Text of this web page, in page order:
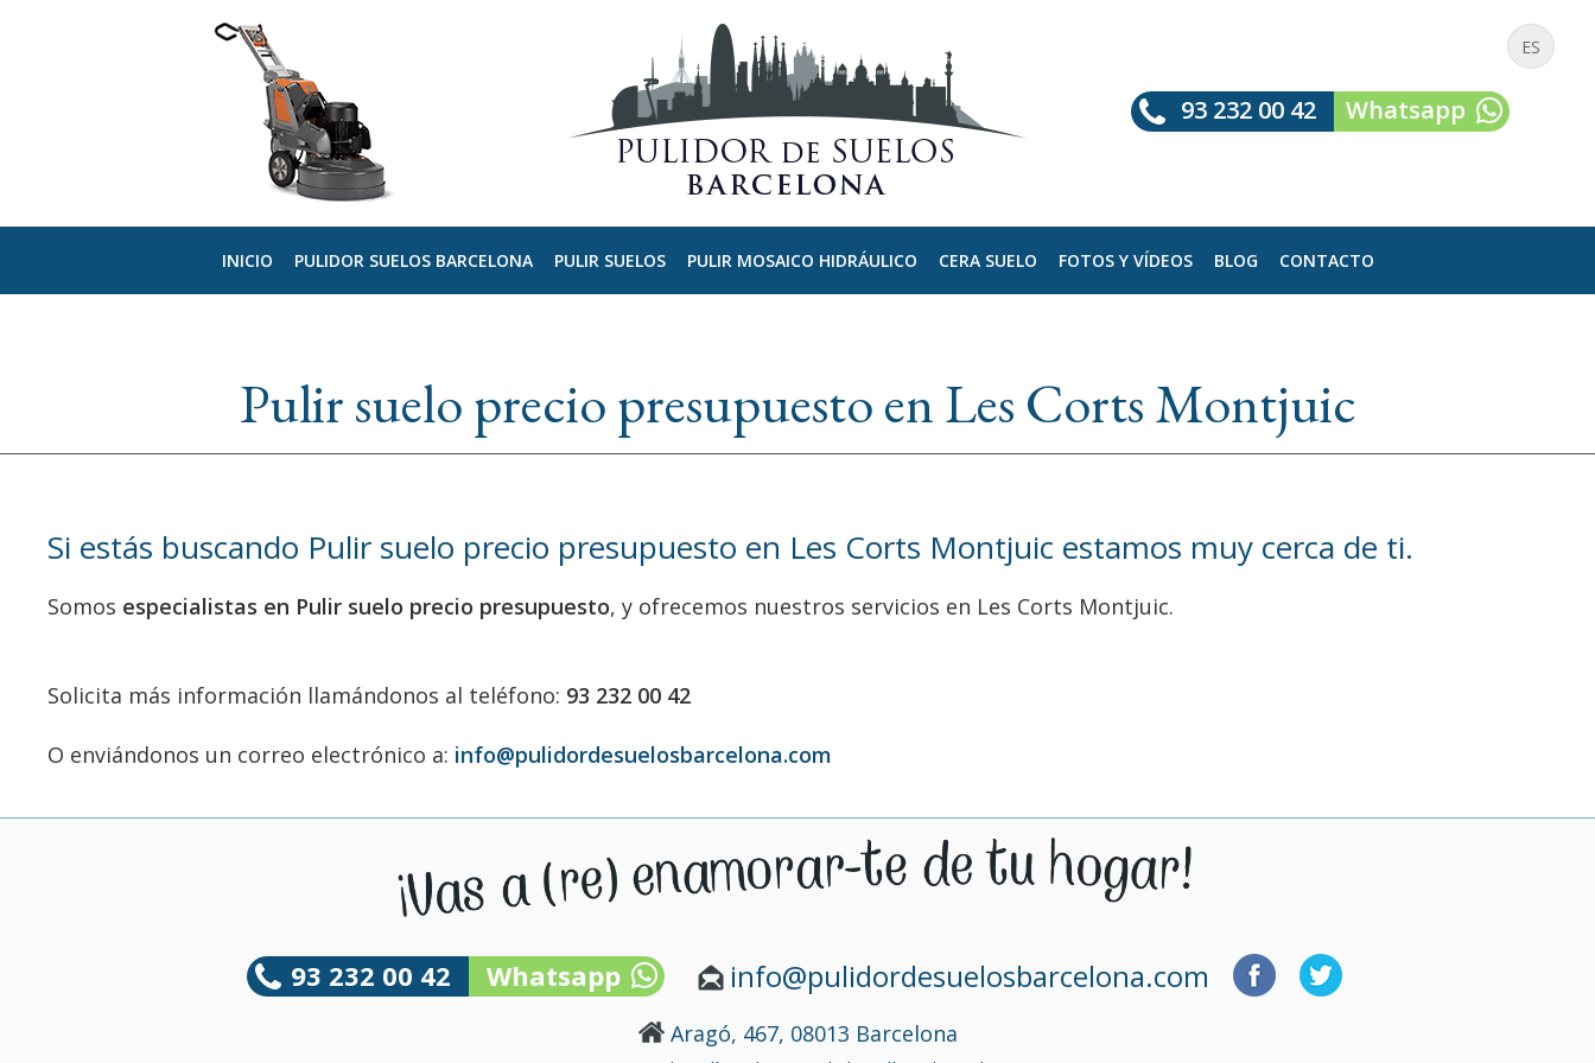
ES
93 232 00 42 Whatsapp
INICIO PULIDOR SUELOS BARCELONA PULIR SUELOS PULIR MOSAICO HIDRÁULICO CERA SUELO FOTOS Y VÍDEOS BLOG CONTACTO
Pulir suelo precio presupuesto en Les Corts Montjuic
Si estás buscando Pulir suelo precio presupuesto en Les Corts Montjuic estamos muy cerca de ti.
Somos especialistas en Pulir suelo precio presupuesto, y ofrecemos nuestros servicios en Les Corts Montjuic.
Solicita más información llamándonos al teléfono: 93 232 00 42
O enviándonos un correo electrónico a: info@pulidordesuelosbarcelona.com
93 232 00 42 Whatsapp info@pulidordesuelosbarcelona.com
Aragó, 467, 08013 Barcelona